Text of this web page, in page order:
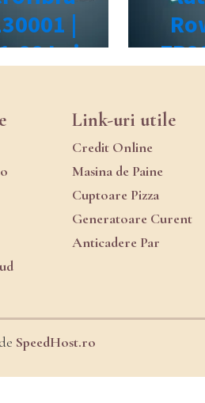
Link-uri utile
Credit Online
Masina de Paine
Cuptoare Pizza
Generatoare Curent
Anticadere Par
SpeedHost.ro